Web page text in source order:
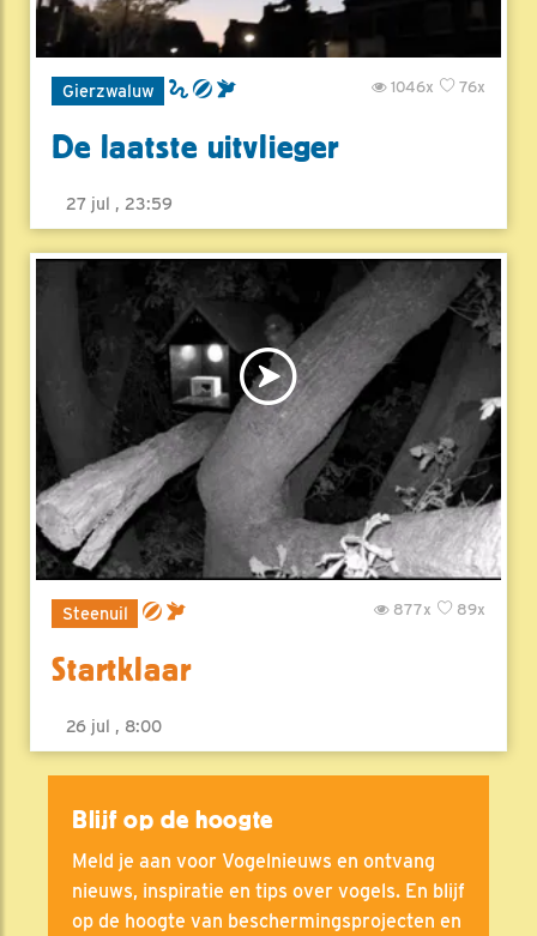
Gierzwaluw 76x
1046x
De laatste uitvlieger
27 jul , 23:59
Steenuil 89x
877x
Startklaar
26 jul , 8:00
Blijf op de hoogte
Meld je aan voor Vogelnieuws en ontvang
nieuws, inspiratie en tips over vogels. En blijf
op de hoogte van beschermingsprojecten en